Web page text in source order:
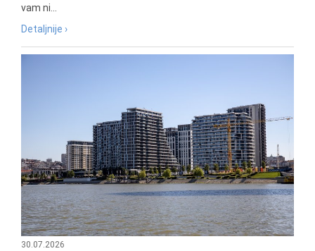
vam ni...
Detaljnije ›
30.07.2026